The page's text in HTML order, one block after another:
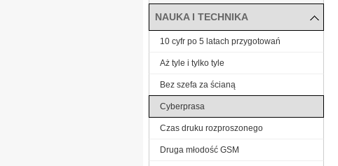
NAUKA I TECHNIKA
10 cyfr po 5 latach przygotowań
Aż tyle i tylko tyle
Bez szefa za ścianą
Cyberprasa
Czas druku rozproszonego
Druga młodość GSM